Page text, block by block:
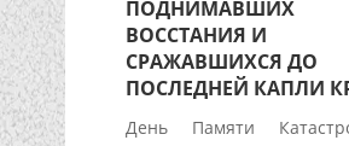
ПОДНИМАВШИХ
ВОССТАНИЯ И
СРАЖАВШИХСЯ ДО
ПОСЛЕДНЕЙ КАПЛИ
День Памяти